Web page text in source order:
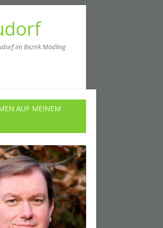
im Bezirk Mödling
AUF MEINEM